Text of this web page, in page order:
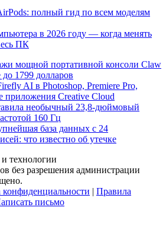
полный гид по всем моделям
в 2026 году — когда менять
ПК
мощной портативной консоли Claw
1799 долларов
AI в Photoshop, Premiere Pro,
приложения Creative Cloud
необычный 23,8-дюймовый
160 Гц
база данных с 24
что известно об утечке
технологии
без разрешения администрации
| Правила
письмо